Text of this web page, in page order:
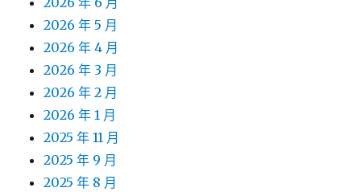
2026 年 5 月
2026 年 4 月
2026 年 3 月
2026 年 2 月
2026 年 1 月
2025 年 11 月
2025 年 9 月
2025 年 8 月